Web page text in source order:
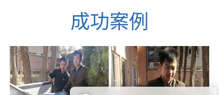
成功案例